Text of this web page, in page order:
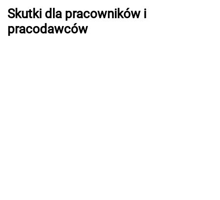
Skutki dla pracowników i
pracodawców